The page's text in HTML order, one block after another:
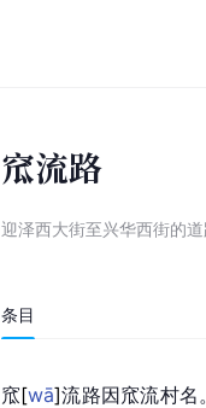
窊流路
迎泽西大街至兴华西街的
条目
窊[wā]流路因窊流村名